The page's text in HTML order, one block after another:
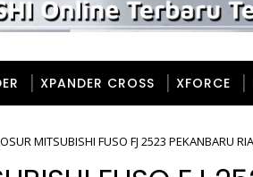
XPANDER CROSS XFORCE
MITSUBISHI FUSO FJ 2523 PEKANBARU